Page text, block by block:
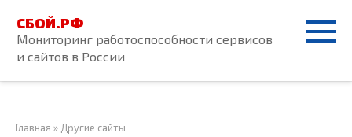
контенту
СБОЙ.РФ
Мониторинг работоспособности сервисов
и сайтов в России
Главная » Другие сайты